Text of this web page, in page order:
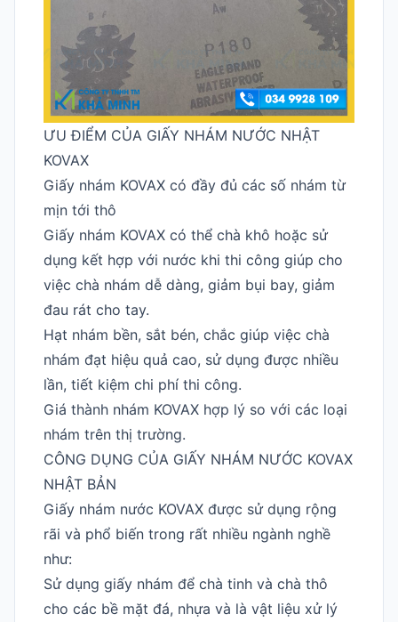
ƯU ĐIỂM CỦA GIẤY NHÁM NƯỚC NHẬT
KOVAX
Giấy nhám KOVAX có đầy đủ các số nhám từ
mịn tới thô
Giấy nhám KOVAX có thể chà khô hoặc sử
dụng kết hợp với nước khi thi công giúp cho
việc chà nhám dễ dàng, giảm bụi bay, giảm
đau rát cho tay.
Hạt nhám bền, sắt bén, chắc giúp việc chà
nhám đạt hiệu quả cao, sử dụng được nhiều
lần, tiết kiệm chi phí thi công.
Giá thành nhám KOVAX hợp lý so với các loại
nhám trên thị trường.
CÔNG DỤNG CỦA GIẤY NHÁM NƯỚC KOVAX
NHẬT BẢN
Giấy nhám nước KOVAX được sử dụng rộng
rãi và phổ biến trong rất nhiều ngành nghề
như:
Sử dụng giấy nhám để chà tinh và chà thô
cho các bề mặt đá, nhựa và là vật liệu xử lý